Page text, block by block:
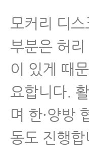
모커리 디
부분은 허
이 있게 때
요합니다.
며 한·양방
동도 진행합